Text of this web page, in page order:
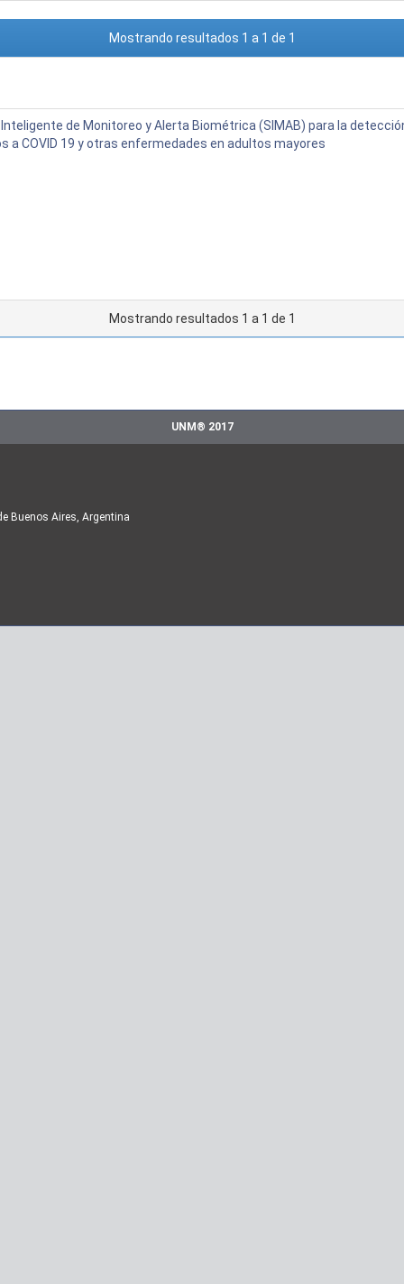
Mostrando resultados 1 a 1 de 1
de Monitoreo y Alerta Biométrica (SIMAB) para la
a COVID 19 y otras enfermedades en adultos mayores
Mostrando resultados 1 a 1 de 1
UNM® 2017
Buenos Aires, Argentina